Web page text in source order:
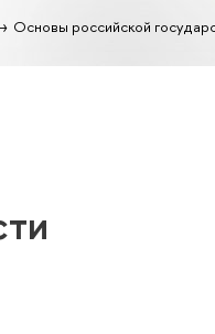
Основы российской